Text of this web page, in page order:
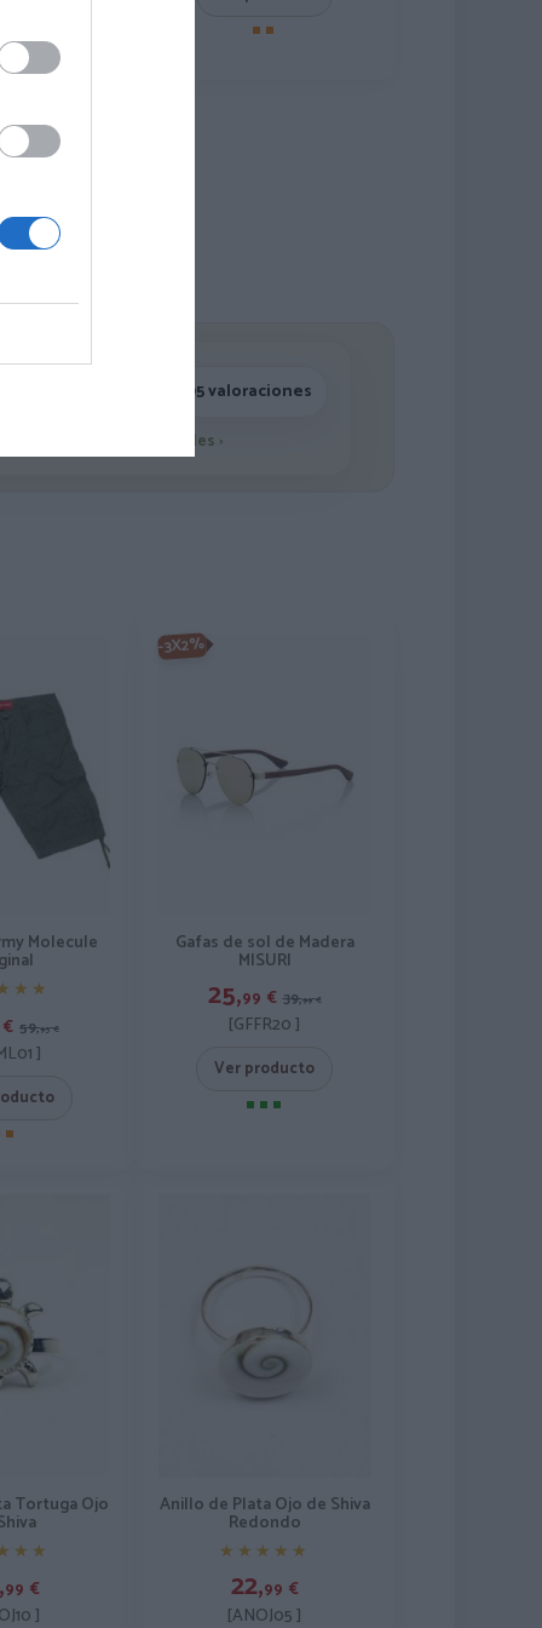
4,7/5 · 1.195 valoraciones
Ver detalles ›
Molecule
€ 59,95 €
]
-3X2%
Gafas de sol de Madera
MISURI
25,99 € 39,99 €
[GFFR20 ]
Ver producto
Tortuga Ojo
99 €
]
Anillo de Plata Ojo de Shiva
Redondo
★★★★★
★★★★★
22,99 €
[ANOJ05 ]